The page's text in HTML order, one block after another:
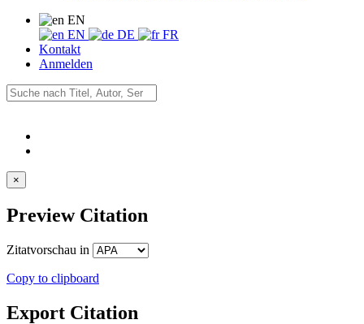
EN
EN
DE
FR
Kontakt
Anmelden
×
Preview Citation
Zitatvorschau in
Copy to clipboard
Export Citation